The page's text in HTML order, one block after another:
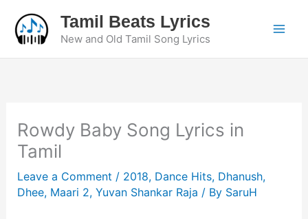
content
Tamil Beats Lyrics
New and Old Tamil Song Lyrics
Rowdy Baby Song Lyrics in
Tamil
Leave a Comment / 2018, Dance Hits, Dhanush,
Dhee, Maari 2, Yuvan Shankar Raja / By SaruH